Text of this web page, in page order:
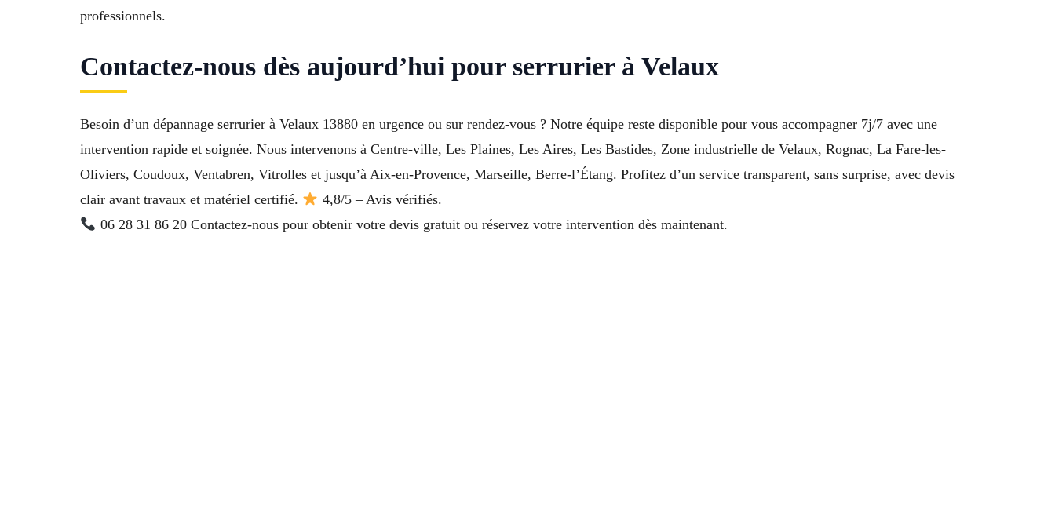
professionnels.
Contactez-nous dès aujourd’hui pour serrurier à Velaux
Besoin d’un dépannage serrurier à Velaux 13880 en urgence ou sur rendez-vous ? Notre équipe reste disponible pour vous accompagner 7j/7 avec une
intervention rapide et soignée. Nous intervenons à Centre-ville, Les Plaines, Les Aires, Les Bastides, Zone industrielle de Velaux, Rognac, La Fare-les-
Oliviers, Coudoux, Ventabren, Vitrolles et jusqu’à Aix-en-Provence, Marseille, Berre-l’Étang. Profitez d’un service transparent, sans surprise, avec devis
clair avant travaux et matériel certifié.
4,8/5 – Avis vérifiés.
06 28 31 86 20 Contactez-nous pour obtenir votre devis gratuit ou réservez votre intervention dès maintenant.